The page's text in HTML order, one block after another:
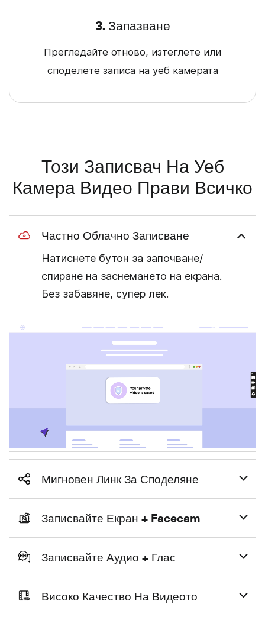
3. Запазване
Прегледайте отново, изтеглете или
споделете записа на уеб камерата
Този Записвач На Уеб
Камера Видео Прави Всичко
Частно Облачно Записване
Натиснете бутон за започване/
спиране на заснемането на екрана.
Без забавяне, супер лек.
Мигновен Линк За Споделяне
Записвайте Екран + Facecam
Записвайте Аудио + Глас
Високо Качество На Видеото